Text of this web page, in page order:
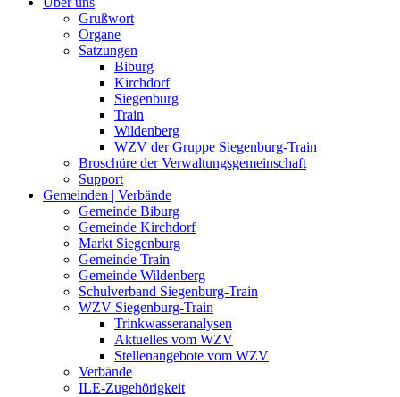
Grußwort
Organe
Satzungen
Biburg
Kirchdorf
Siegenburg
Train
Wildenberg
WZV der Gruppe Siegenburg-Train
Broschüre der Verwaltungsgemeinschaft
Support
Gemeinden | Verbände
Gemeinde Biburg
Gemeinde Kirchdorf
Markt Siegenburg
Gemeinde Train
Gemeinde Wildenberg
Schulverband Siegenburg-Train
WZV Siegenburg-Train
Trinkwasseranalysen
Aktuelles vom WZV
Stellenangebote vom WZV
Verbände
ILE-Zugehörigkeit